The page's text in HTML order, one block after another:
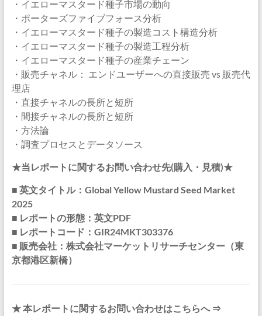
・イエローマスタード種子市場の動向
・ポーターズファイブフォース分析
・イエローマスタード種子の製造コスト構造分析
・イエローマスタード種子の製造工程分析
・イエローマスタード種子の産業チェーン
・販売チャネル： エンドユーザーへの直接販売 vs 販売代
理店
・直接チャネルの長所と短所
・間接チャネルの長所と短所
・方法論
・調査プロセスとデータソース
★当レポートに関するお問い合わせ先(購入・見積)★
■ 英文タイトル：Global Yellow Mustard Seed Market
2025
■ レポートの形態：英文PDF
■ レポートコード：GIR24MKT303376
■ 販売会社：株式会社マーケットリサーチセンター（東
京都港区新橋）
★ 本レポートに関するお問い合わせはこちらへ ⇒